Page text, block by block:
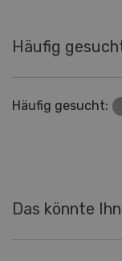
Häufig
Häufig gesucht:
Das könnte